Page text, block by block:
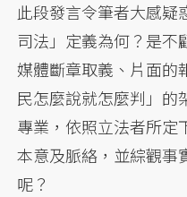
此段發言令筆者大感疑
司法」定義為何？是不
媒體斷章取義、片面的
民怎麼說就怎麼判」的
專業，依照立法者所定
本意及脈絡，並綜觀事
呢？